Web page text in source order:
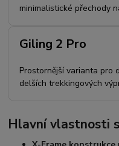
minimalistické přechody
Giling 2 Pro
Prostornější varianta pro
delších trekkingových
Hlavní vlastnosti